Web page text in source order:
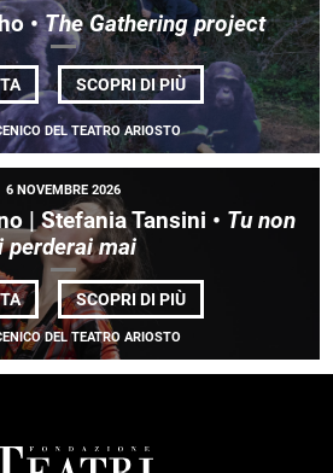
•The Gathering project
SCOPRI DI PIÙDI
GHIDA HACHICHO
<EM>THE
GATHERING
PROJECT</EM>
DEL TEATRO ARIOSTO
6 NOVEMBRE 2026
| Stefania Tansini • Tu non
perderai mai
SCOPRI DI PIÙDI
RAFFAELLA
TANSINI •
DEL TEATRO ARIOSTO